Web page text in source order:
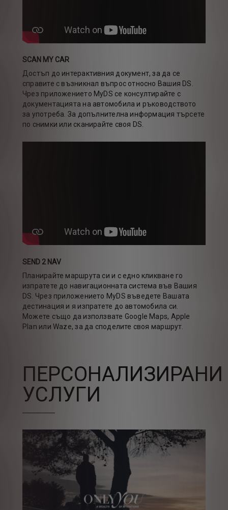
SCAN MY CAR
Достъп до интерактивния документ, за да се
справите с възникнал въпрос относно Вашия DS.
Чрез приложението MyDS се консултирайте с
документацията на автомобила и ръководството
за употреба. За допълнителна информация търсете
по снимки или сканирайте своя DS.
SEND 2 NAV
Планирайте маршрута си и с едно кликване го
изпратете до навигационната система във Вашия
DS. Чрез приложението MyDS въведете Вашата
дестинация и я изпратете до автомобила си.
Можете също да използвате Google Maps, Apple
Plan или Waze, за да споделите своя маршрут.
ПЕРСОНАЛИЗИРАНИ
УСЛУГИ